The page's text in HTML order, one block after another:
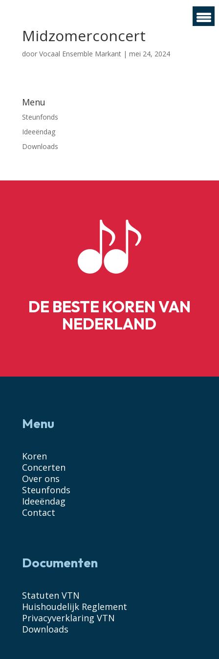
Midzomerconcert
door Vocaal Ensemble Markant| mei 24, 2024
Menu
Steunfonds
Ideeëndag
Downloads
DE BESTE KOREN VAN
NEDERLAND
Menu
Koren
Concerten
Over ons
Steunfonds
Ideeëndag
Contact
Documenten
Statuten VTN
Huishoudelijk Reglement
Privacyverklaring VTN
Downloads